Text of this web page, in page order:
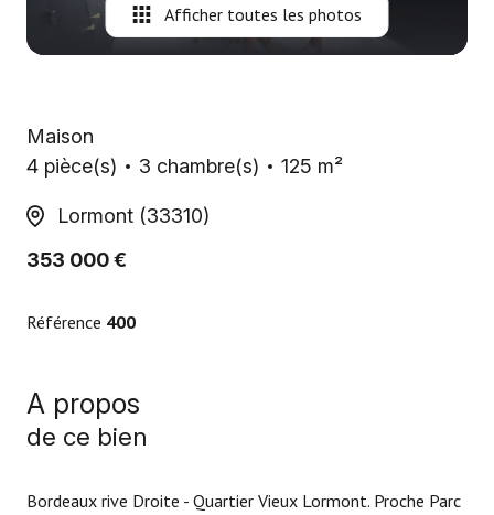
Afficher toutes les photos
Maison
4 pièce(s)
3 chambre(s) 125 m²
Lormont (33310)
353 000 €
Référence 400
A propos
de ce bien
Bordeaux rive Droite - Quartier Vieux Lormont. Proche Parc